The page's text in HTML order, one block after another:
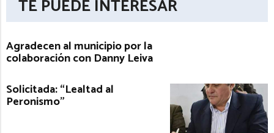
TE PUEDE INTERESAR
Agradecen al municipio por la
colaboración con Danny Leiva
Solicitada: “Lealtad al
Peronismo”